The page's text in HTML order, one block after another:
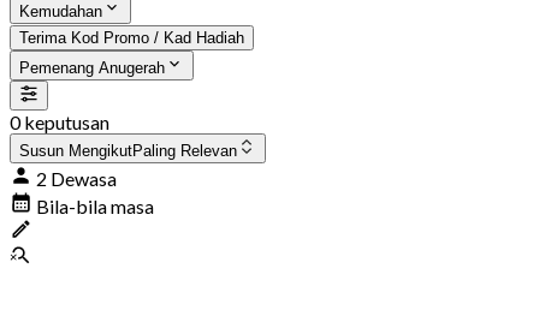
Kemudahan
Terima Kod Promo / Kad Hadiah
Pemenang Anugerah
0 keputusan
Susun MengikutPaling Relevan
2 Dewasa
Bila-bila masa